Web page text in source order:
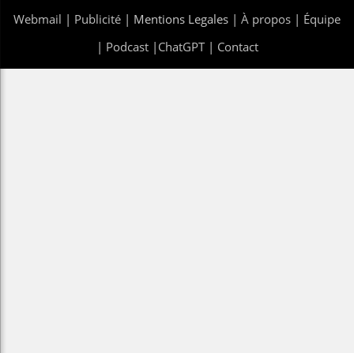
Webmail | Publicité | Mentions Legales | À propos | Équipe
| Podcast| ChatGPT| Contact